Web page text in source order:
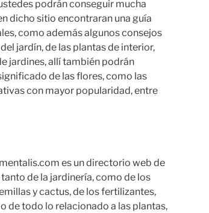
podrán conseguir mucha
dicho sitio encontraran una guía
como además algunos consejos
jardín, de las plantas de interior,
jardines, allí también podrán
de las flores, como las
con mayor popularidad, entre
es un directorio web de
de la jardinería, como de los
y cactus, de los fertilizantes,
de todo lo relacionado a las plantas,